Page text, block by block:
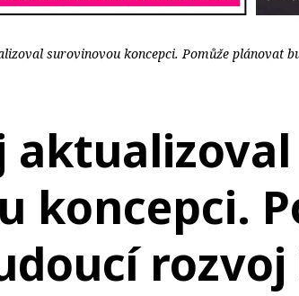
surovinovou koncepci. Pomůže plánovat
aktualizoval
koncepci.